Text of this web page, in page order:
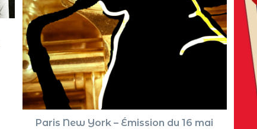
Paris New York – Émission du 16 mai